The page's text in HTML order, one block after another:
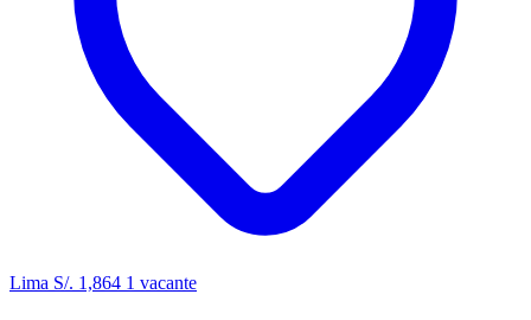
Lima S/. 1,864 1 vacante